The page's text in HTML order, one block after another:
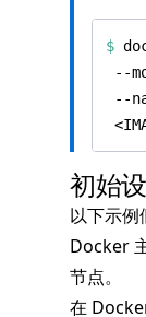
$
初始
以下示例
Docker
节点。
在